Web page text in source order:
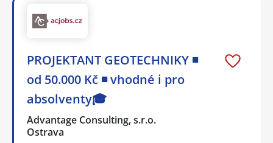
PROJEKTANT GEOTECHNIKY ◾
od 50.000 Kč ◾ vhodné i pro
absolventy🎓
Advantage Consulting, s.r.o.
Ostrava